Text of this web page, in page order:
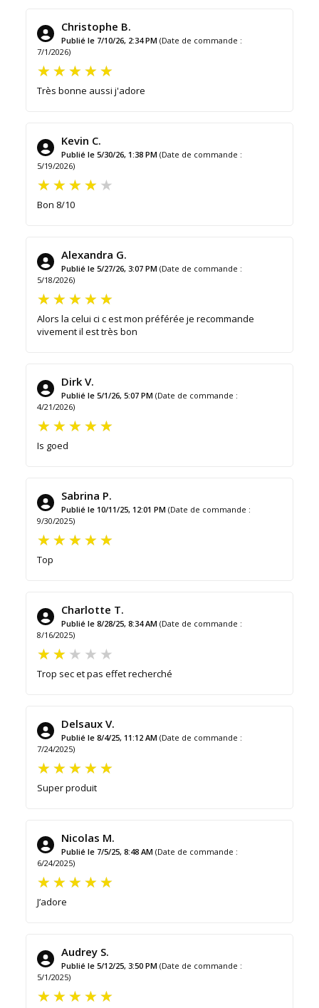
Christophe B.
Publié le 7/10/26, 2:34 PM (Date de commande :
7/1/2026)
Très bonne aussi j'adore
Kevin C.
Publié le 5/30/26, 1:38 PM (Date de commande :
5/19/2026)
Bon 8/10
Alexandra G.
Publié le 5/27/26, 3:07 PM (Date de commande :
5/18/2026)
Alors la celui ci c est mon préférée je recommande
vivement il est très bon
Dirk V.
Publié le 5/1/26, 5:07 PM (Date de commande :
4/21/2026)
Is goed
Sabrina P.
Publié le 10/11/25, 12:01 PM (Date de commande :
9/30/2025)
Top
Charlotte T.
Publié le 8/28/25, 8:34 AM (Date de commande :
8/16/2025)
Trop sec et pas effet recherché
Delsaux V.
Publié le 8/4/25, 11:12 AM (Date de commande :
7/24/2025)
Super produit
Nicolas M.
Publié le 7/5/25, 8:48 AM (Date de commande :
6/24/2025)
J’adore
Audrey S.
Publié le 5/12/25, 3:50 PM (Date de commande :
5/1/2025)